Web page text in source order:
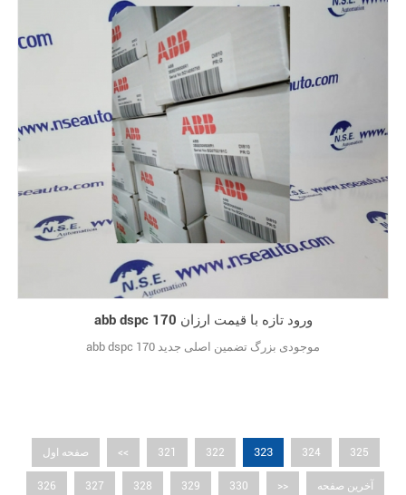
abb dspc 170 ورود تازه با قیمت ارزان
abb dspc 170 موجودی بزرگ تضمین اصلی جدید
صفحه اول << 321 322 323 324 325
326 327 328 329 330 >> آخرین صفحه